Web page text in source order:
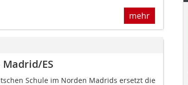
mehr
ES
Schule im Norden Madrids ersetzt die